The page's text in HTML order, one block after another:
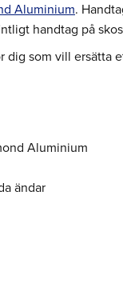
Aluminium.
handtag på
dig som vill ersätta
Aluminium
ändar